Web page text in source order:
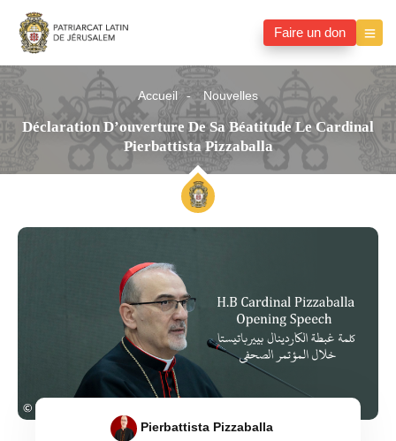
Faire un don
Accueil Nouvelles
Déclaration D’ouverture De Sa Béatitude Le Cardinal
Pierbattista Pizzaballa
Pierbattista Pizzaballa